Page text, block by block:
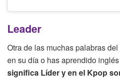
Leader
Otra de las muchas palabras
en su día o has aprendido
significa Líder y en el Kpop